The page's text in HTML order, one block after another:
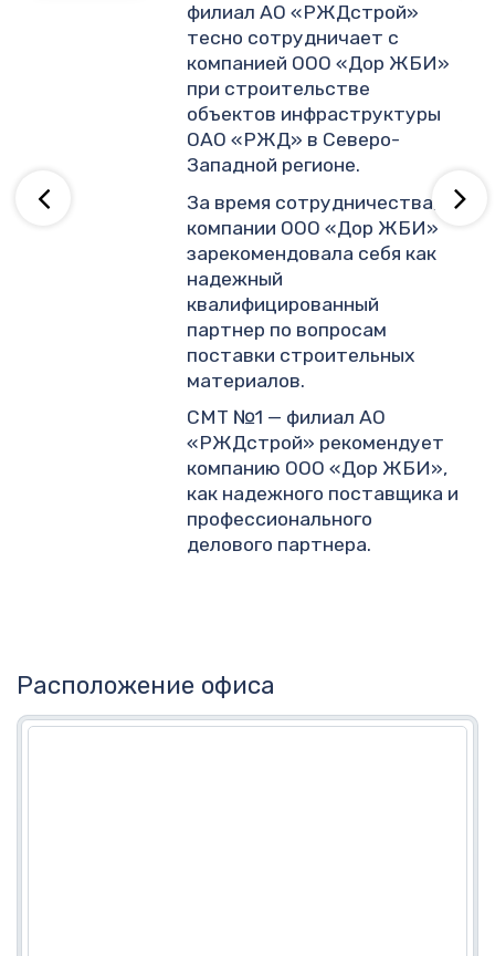
филиал АО «РЖДстрой»
тесно сотрудничает с
компанией ООО «Дор ЖБИ»
при строительстве
объектов инфраструктуры
ОАО «РЖД» в Северо-
Западной регионе.
За время сотрудничества,
компании ООО «Дор ЖБИ»
зарекомендовала себя как
надежный
квалифицированный
партнер по вопросам
поставки строительных
материалов.
СМТ №1 — филиал АО
«РЖДстрой» рекомендует
компанию ООО «Дор ЖБИ»,
как надежного поставщика и
профессионального
делового партнера.
Расположение офиса